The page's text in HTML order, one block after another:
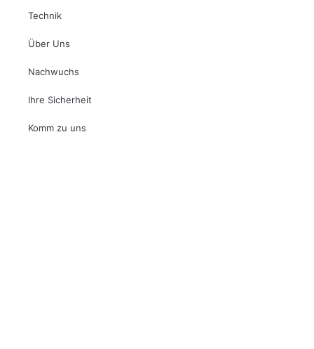
Technik
Über Uns
Nachwuchs
Ihre Sicherheit
Komm zu uns